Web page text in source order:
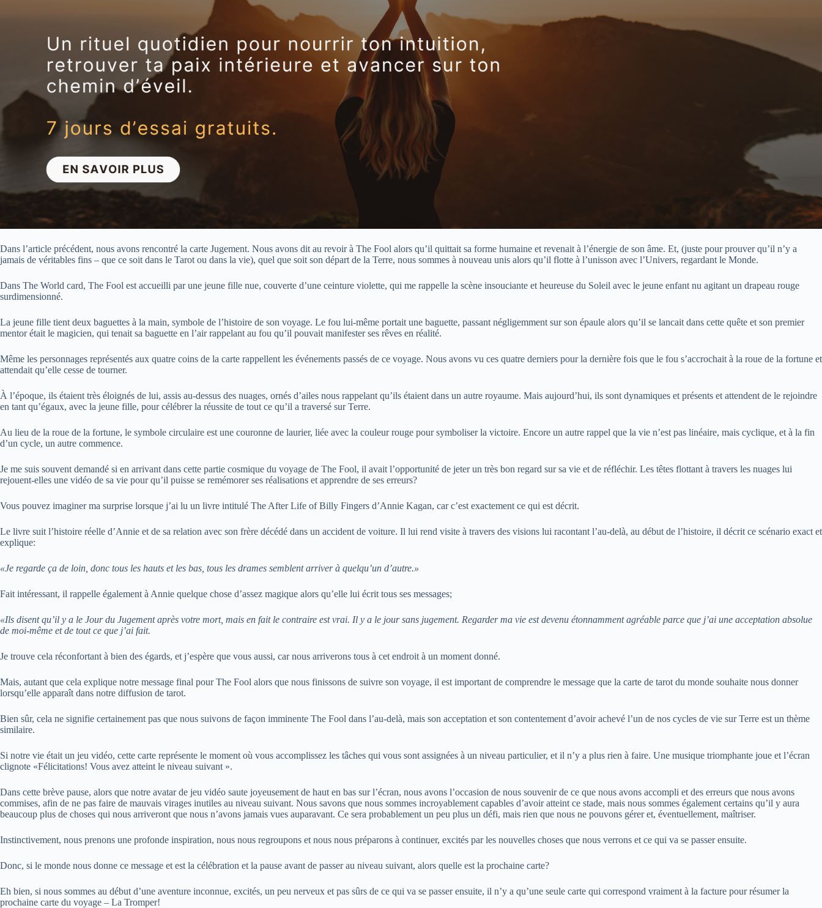
Dans l’article précédent, nous avons rencontré la carte Jugement. Nous avons dit au revoir à The Fool alors qu’il quittait sa forme humaine et revenait à l’énergie de son âme. Et, (juste pour prouver qu’il n’y a
jamais de véritables fins – que ce soit dans le Tarot ou dans la vie), quel que soit son départ de la Terre, nous sommes à nouveau unis alors qu’il flotte à l’unisson avec l’Univers, regardant le Monde.
Dans The World card, The Fool est accueilli par une jeune fille nue, couverte d’une ceinture violette, qui me rappelle la scène insouciante et heureuse du Soleil avec le jeune enfant nu agitant un drapeau rouge
surdimensionné.
La jeune fille tient deux baguettes à la main, symbole de l’histoire de son voyage. Le fou lui-même portait une baguette, passant négligemment sur son épaule alors qu’il se lancait dans cette quête et son premier
mentor était le magicien, qui tenait sa baguette en l’air rappelant au fou qu’il pouvait manifester ses rêves en réalité.
Même les personnages représentés aux quatre coins de la carte rappellent les événements passés de ce voyage. Nous avons vu ces quatre derniers pour la dernière fois que le fou s’accrochait à la roue de la fortune et
attendait qu’elle cesse de tourner.
À l’époque, ils étaient très éloignés de lui, assis au-dessus des nuages, ornés d’ailes nous rappelant qu’ils étaient dans un autre royaume. Mais aujourd’hui, ils sont dynamiques et présents et attendent de le rejoindre
en tant qu’égaux, avec la jeune fille, pour célébrer la réussite de tout ce qu’il a traversé sur Terre.
Au lieu de la roue de la fortune, le symbole circulaire est une couronne de laurier, liée avec la couleur rouge pour symboliser la victoire. Encore un autre rappel que la vie n’est pas linéaire, mais cyclique, et à la fin
d’un cycle, un autre commence.
Je me suis souvent demandé si en arrivant dans cette partie cosmique du voyage de The Fool, il avait l’opportunité de jeter un très bon regard sur sa vie et de réfléchir. Les têtes flottant à travers les nuages ​​lui
rejouent-elles une vidéo de sa vie pour qu’il puisse se remémorer ses réalisations et apprendre de ses erreurs?
Vous pouvez imaginer ma surprise lorsque j’ai lu un livre intitulé The After Life of Billy Fingers d’Annie Kagan, car c’est exactement ce qui est décrit.
Le livre suit l’histoire réelle d’Annie et de sa relation avec son frère décédé dans un accident de voiture. Il lui rend visite à travers des visions lui racontant l’au-delà, au début de l’histoire, il décrit ce scénario exact et
explique:
«Je regarde ça de loin, donc tous les hauts et les bas, tous les drames semblent arriver à quelqu’un d’autre.»
Fait intéressant, il rappelle également à Annie quelque chose d’assez magique alors qu’elle lui écrit tous ses messages;
«Ils disent qu’il y a le Jour du Jugement après votre mort, mais en fait le contraire est vrai. Il y a le jour sans jugement. Regarder ma vie est devenu étonnamment agréable parce que j’ai une acceptation absolue
de moi-même et de tout ce que j’ai fait.
Je trouve cela réconfortant à bien des égards, et j’espère que vous aussi, car nous arriverons tous à cet endroit à un moment donné.
Mais, autant que cela explique notre message final pour The Fool alors que nous finissons de suivre son voyage, il est important de comprendre le message que la carte de tarot du monde souhaite nous donner
lorsqu’elle apparaît dans notre diffusion de tarot.
Bien sûr, cela ne signifie certainement pas que nous suivons de façon imminente The Fool dans l’au-delà, mais son acceptation et son contentement d’avoir achevé l’un de nos cycles de vie sur Terre est un thème
similaire.
Si notre vie était un jeu vidéo, cette carte représente le moment où vous accomplissez les tâches qui vous sont assignées à un niveau particulier, et il n’y a plus rien à faire. Une musique triomphante joue et l’écran
clignote «Félicitations! Vous avez atteint le niveau suivant ».
Dans cette brève pause, alors que notre avatar de jeu vidéo saute joyeusement de haut en bas sur l’écran, nous avons l’occasion de nous souvenir de ce que nous avons accompli et des erreurs que nous avons
commises, afin de ne pas faire de mauvais virages inutiles au niveau suivant. Nous savons que nous sommes incroyablement capables d’avoir atteint ce stade, mais nous sommes également certains qu’il y aura
beaucoup plus de choses qui nous arriveront que nous n’avons jamais vues auparavant. Ce sera probablement un peu plus un défi, mais rien que nous ne pouvons gérer et, éventuellement, maîtriser.
Instinctivement, nous prenons une profonde inspiration, nous nous regroupons et nous nous préparons à continuer, excités par les nouvelles choses que nous verrons et ce qui va se passer ensuite.
Donc, si le monde nous donne ce message et est la célébration et la pause avant de passer au niveau suivant, alors quelle est la prochaine carte?
Eh bien, si nous sommes au début d’une aventure inconnue, excités, un peu nerveux et pas sûrs de ce qui va se passer ensuite, il n’y a qu’une seule carte qui correspond vraiment à la facture pour résumer la
prochaine carte du voyage – La Tromper!